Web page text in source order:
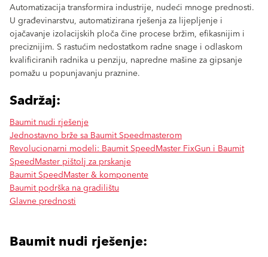
Automatizacija transformira industrije, nudeći mnoge prednosti.
U građevinarstvu, automatizirana rješenja za lijepljenje i
ojačavanje izolacijskih ploča čine procese bržim, efikasnijim i
preciznijim. S rastućim nedostatkom radne snage i odlaskom
kvalificiranih radnika u penziju, napredne mašine za gipsanje
pomažu u popunjavanju praznine.
Sadržaj:
Baumit nudi rješenje
Jednostavno brže sa Baumit Speedmasterom
Revolucionarni modeli: Baumit SpeedMaster FixGun i Baumit
SpeedMaster pištolj za prskanje
Baumit SpeedMaster & komponente
Baumit podrška na gradilištu
Glavne prednosti
Baumit nudi rješenje: